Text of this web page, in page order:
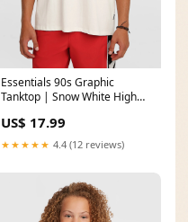
Essentials 90s Graphic
Tanktop | Snow White High
US$ 17.99
★★★★★ 4.4 (12 reviews)